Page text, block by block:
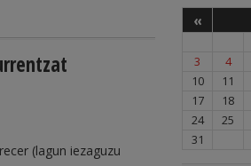
(lagun iezaguzu
«
3
4
10
11
17
18
24
25
31